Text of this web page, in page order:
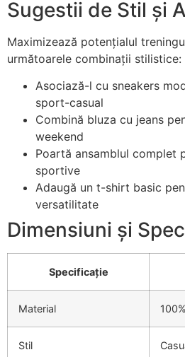
Sugestii de Stil și
Maximizează potențialul
următoarele combinații stilistice:
Asociază-l cu sneakers
sport-casual
Combină bluza cu jeans
weekend
Poartă ansamblul complet
sportive
Adaugă un t-shirt basic
versatilitate
Dimensiuni și
Specificație
Material
Stil